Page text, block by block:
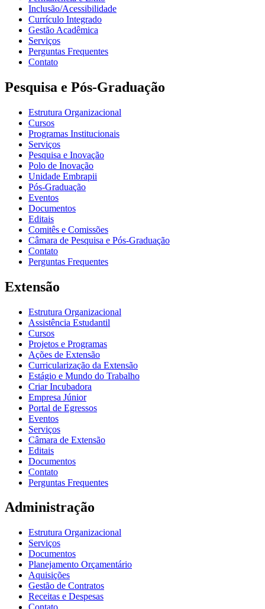
Inclusão/Acessibilidade
Currículo Integrado
Gestão Acadêmica
Serviços
Perguntas Frequentes
Contato
Pesquisa e Pós-Graduação
Estrutura Organizacional
Cursos
Programas Institucionais
Serviços
Pesquisa e Inovação
Polo de Inovação
Unidade Embrapii
Pós-Graduação
Eventos
Documentos
Editais
Comitês e Comissões
Câmara de Pesquisa e Pós-Graduação
Contato
Perguntas Frequentes
Extensão
Estrutura Organizacional
Assistência Estudantil
Cursos
Projetos e Programas
Ações de Extensão
Curricularização da Extensão
Estágio e Mundo do Trabalho
Criar Incubadora
Empresa Júnior
Portal de Egressos
Eventos
Serviços
Câmara de Extensão
Editais
Documentos
Contato
Perguntas Frequentes
Administração
Estrutura Organizacional
Serviços
Documentos
Planejamento Orçamentário
Aquisições
Gestão de Contratos
Receitas e Despesas